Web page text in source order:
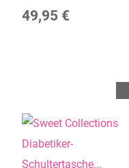
49,95 €